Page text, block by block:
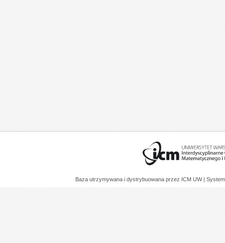
Baza utrzymywana i dystrybuowana przez ICM UW |